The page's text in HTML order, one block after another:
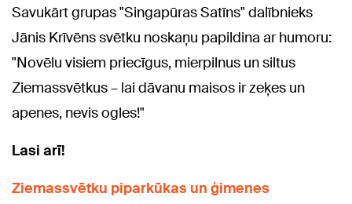
Savukārt grupas "Singapūras Satīns" dalībnieks
Jānis Krīvēns svētku noskaņu papildina ar humoru:
"Novēlu visiem priecīgus, mierpilnus un siltus
Ziemassvētkus – lai dāvanu maisos ir zeķes un
apenes, nevis ogles!"
Lasi arī!
Ziemassvētku piparkūkas un ģimenes